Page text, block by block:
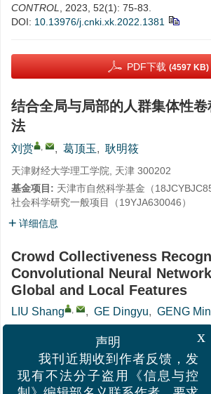
CONTROL
, 2023, 52(1): 75-83.
DOI: 10.13976/j.cnki.xk.2022.1381
PDF下载 (4597 KB)
结合全局与局部的人群集体性
法
刘赏 , , 葛顶玉, 耿明筱
天津财经大学理工学院, 天津 300202
基金项目: 天津市自然科学基金（
社会科学研究一般项目（19YJA630046）
详细信息
Crowd Collectiveness
Convolutional Neural
Global and Local Features
LIU Shang , , GE Dingyu, GENG
School of Science and Technology, Tianjin
Finance and Economics, Tianjin 300202,
摘要
声明
我刊近期收到作者反馈，发
现有不法分子盗用《信息与控